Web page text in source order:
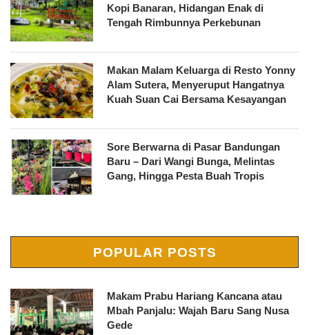
Kopi Banaran, Hidangan Enak di
Tengah Rimbunnya Perkebunan
Makan Malam Keluarga di Resto Yonny
Alam Sutera, Menyeruput Hangatnya
Kuah Suan Cai Bersama Kesayangan
Sore Berwarna di Pasar Bandungan
Baru – Dari Wangi Bunga, Melintas
Gang, Hingga Pesta Buah Tropis
POPULAR POSTS
Makam Prabu Hariang Kancana atau
Mbah Panjalu: Wajah Baru Sang Nusa
Gede